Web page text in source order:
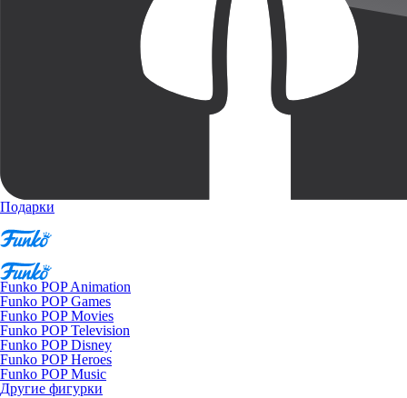
Подарки
Funko POP Animation
Funko POP Games
Funko POP Movies
Funko POP Television
Funko POP Disney
Funko POP Heroes
Funko POP Music
Другие фигурки